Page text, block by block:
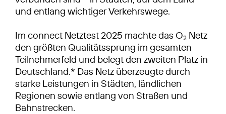
und entlang wichtiger Verkehrswege.
Im connect Netztest 2025 machte das O2 Netz
den größten Qualitätssprung im gesamten
Teilnehmerfeld und belegt den zweiten Platz in
Deutschland.* Das Netz überzeugte durch
starke Leistungen in Städten, ländlichen
Regionen sowie entlang von Straßen und
Bahnstrecken.